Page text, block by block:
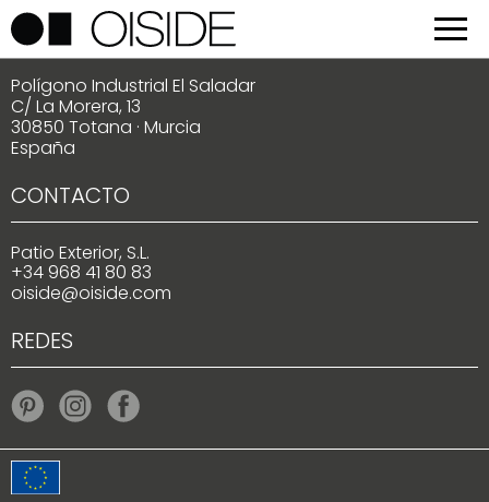
LOCALIZACIÓN
Polígono Industrial El Saladar
C/ La Morera, 13
30850 Totana · Murcia
España
CONTACTO
Patio Exterior, S.L.
+34 968 41 80 83
oiside@oiside.com
REDES